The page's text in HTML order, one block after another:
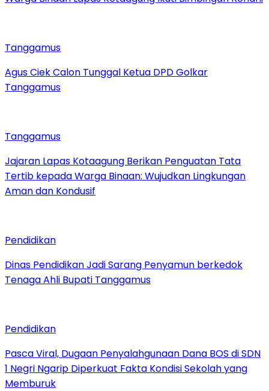
Tanggamus
Agus Ciek Calon Tunggal Ketua DPD Golkar
Tanggamus
Tanggamus
Jajaran Lapas Kotaagung Berikan Penguatan Tata
Tertib kepada Warga Binaan: Wujudkan Lingkungan
Aman dan Kondusif
Pendidikan
Dinas Pendidikan Jadi Sarang Penyamun berkedok
Tenaga Ahli Bupati Tanggamus
Pendidikan
Pasca Viral, Dugaan Penyalahgunaan Dana BOS di SDN
1 Negri Ngarip Diperkuat Fakta Kondisi Sekolah yang
Memburuk